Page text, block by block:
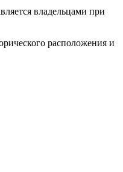
владельцами при
расположения и